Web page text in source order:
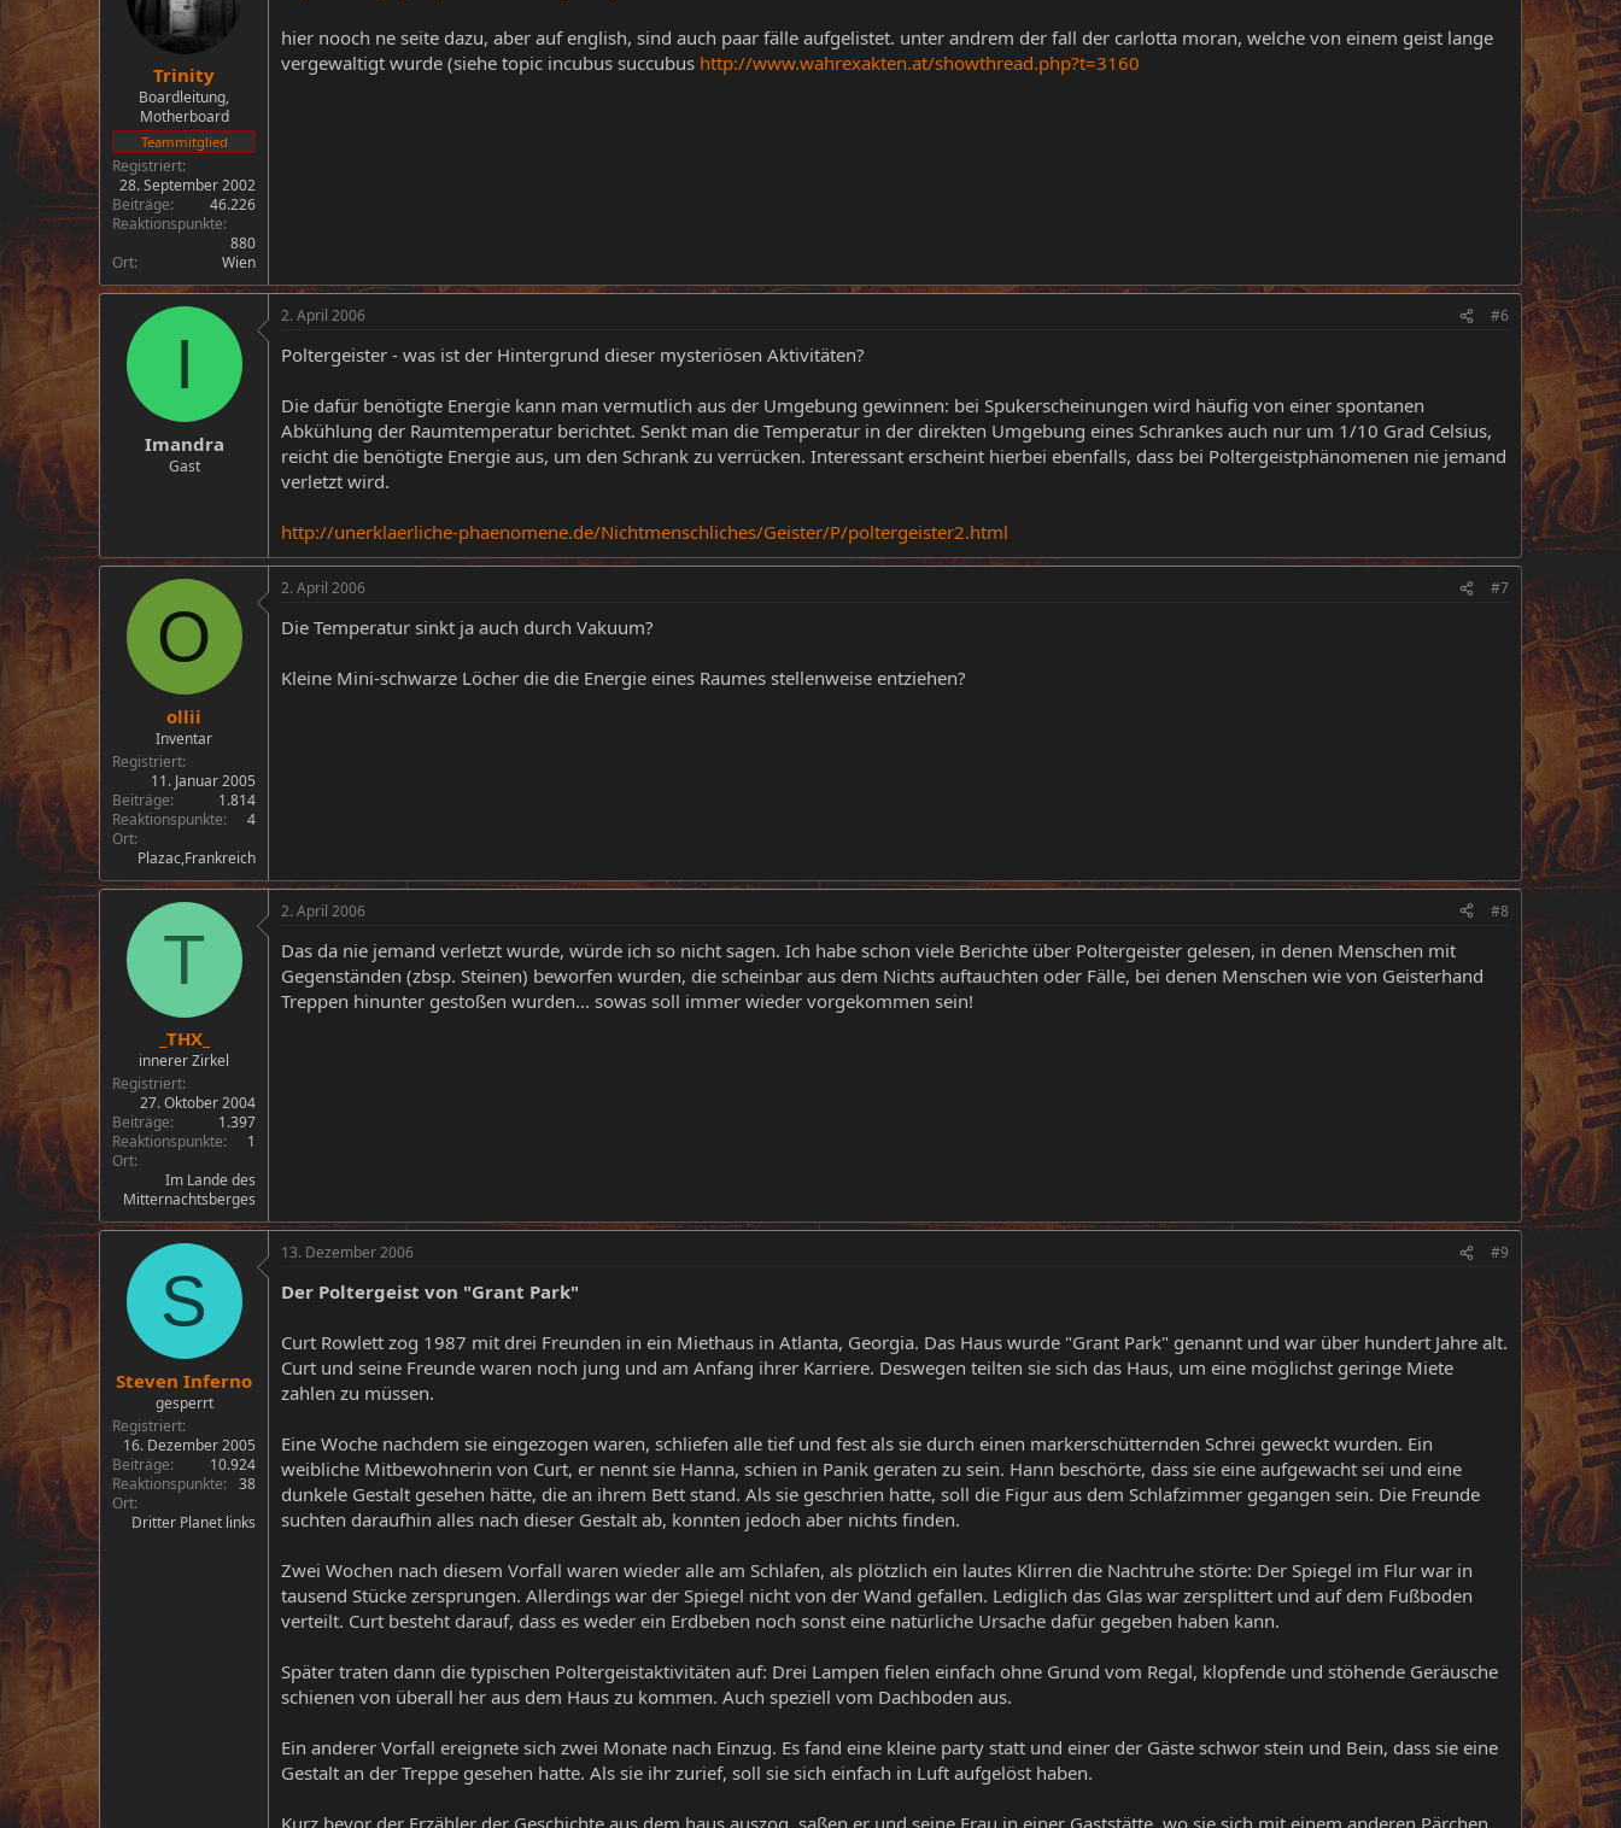
Trinity
Boardleitung,
Motherboard
Teammitglied
Registriert
28. September 2002
Beiträge
46.226
Reaktionspunkte
880
Ort
Wien
hier nooch ne seite dazu, aber auf english, sind auch paar fälle aufgelistet. unter andrem der fall der carlotta moran, welche von einem geist lange
vergewaltigt wurde (siehe topic incubus succubus http://www.wahrexakten.at/showthread.php?t=3160
I
Imandra
Gast
2. April 2006 #6
Poltergeister - was ist der Hintergrund dieser mysteriösen Aktivitäten?
Die dafür benötigte Energie kann man vermutlich aus der Umgebung gewinnen: bei Spukerscheinungen wird häufig von einer spontanen
Abkühlung der Raumtemperatur berichtet. Senkt man die Temperatur in der direkten Umgebung eines Schrankes auch nur um 1/10 Grad Celsius,
reicht die benötigte Energie aus, um den Schrank zu verrücken. Interessant erscheint hierbei ebenfalls, dass bei Poltergeistphänomenen nie jemand
verletzt wird.
http://unerklaerliche-phaenomene.de/Nichtmenschliches/Geister/P/poltergeister2.html
O
ollii
Inventar
Registriert
11. Januar 2005
Beiträge
1.814
Reaktionspunkte
4
Ort
Plazac,Frankreich
2. April 2006 #7
Die Temperatur sinkt ja auch durch Vakuum?
Kleine Mini-schwarze Löcher die die Energie eines Raumes stellenweise entziehen?
T
_THX_
innerer Zirkel
Registriert
27. Oktober 2004
Beiträge
1.397
Reaktionspunkte
1
Ort
Im Lande des
Mitternachtsberges
2. April 2006 #8
Das da nie jemand verletzt wurde, würde ich so nicht sagen. Ich habe schon viele Berichte über Poltergeister gelesen, in denen Menschen mit
Gegenständen (zbsp. Steinen) beworfen wurden, die scheinbar aus dem Nichts auftauchten oder Fälle, bei denen Menschen wie von Geisterhand
Treppen hinunter gestoßen wurden... sowas soll immer wieder vorgekommen sein!
S
Steven Inferno
gesperrt
Registriert
16. Dezember 2005
Beiträge
10.924
Reaktionspunkte
38
Ort
Dritter Planet links
13. Dezember 2006 #9
Der Poltergeist von "Grant Park"
Curt Rowlett zog 1987 mit drei Freunden in ein Miethaus in Atlanta, Georgia. Das Haus wurde "Grant Park" genannt und war über hundert Jahre alt.
Curt und seine Freunde waren noch jung und am Anfang ihrer Karriere. Deswegen teilten sie sich das Haus, um eine möglichst geringe Miete
zahlen zu müssen.
Eine Woche nachdem sie eingezogen waren, schliefen alle tief und fest als sie durch einen markerschütternden Schrei geweckt wurden. Ein
weibliche Mitbewohnerin von Curt, er nennt sie Hanna, schien in Panik geraten zu sein. Hann beschörte, dass sie eine aufgewacht sei und eine
dunkele Gestalt gesehen hätte, die an ihrem Bett stand. Als sie geschrien hatte, soll die Figur aus dem Schlafzimmer gegangen sein. Die Freunde
suchten daraufhin alles nach dieser Gestalt ab, konnten jedoch aber nichts finden.
Zwei Wochen nach diesem Vorfall waren wieder alle am Schlafen, als plötzlich ein lautes Klirren die Nachtruhe störte: Der Spiegel im Flur war in
tausend Stücke zersprungen. Allerdings war der Spiegel nicht von der Wand gefallen. Lediglich das Glas war zersplittert und auf dem Fußboden
verteilt. Curt besteht darauf, dass es weder ein Erdbeben noch sonst eine natürliche Ursache dafür gegeben haben kann.
Später traten dann die typischen Poltergeistaktivitäten auf: Drei Lampen fielen einfach ohne Grund vom Regal, klopfende und stöhende Geräusche
schienen von überall her aus dem Haus zu kommen. Auch speziell vom Dachboden aus.
Ein anderer Vorfall ereignete sich zwei Monate nach Einzug. Es fand eine kleine party statt und einer der Gäste schwor stein und Bein, dass sie eine
Gestalt an der Treppe gesehen hatte. Als sie ihr zurief, soll sie sich einfach in Luft aufgelöst haben.
Kurz bevor der Erzähler der Geschichte aus dem haus auszog, saßen er und seine Frau in einer Gaststätte, wo sie sich mit einem anderen Pärchen